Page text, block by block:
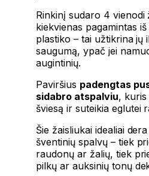
Rinkinį sudaro 4 vienodi
kiekvienas pagamintas
plastiko – tai užtikrina jų
saugumą, ypač jei
augintinių.
Paviršius padengtas
sidabro atspalviu, kuris
šviesą ir suteikia eglutei
Šie žaisliukai idealiai
šventinių spalvų – tiek
raudonų ar žalių, tiek
pilkų ar auksinių tonų